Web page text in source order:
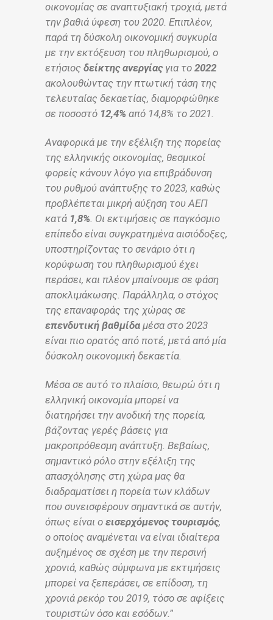
οικονομίας σε αναπτυξιακή τροχιά, μετά
την βαθιά ύφεση του 2020. Επιπλέον,
παρά τη δύσκολη οικονομική συγκυρία
με την εκτόξευση του πληθωρισμού, ο
ετήσιος δείκτης ανεργίας για το 2022
ακολουθώντας την πτωτική τάση της
τελευταίας δεκαετίας, διαμορφώθηκε
σε ποσοστό 12,4% από 14,8% το 2021.
Αναφορικά με την εξέλιξη της πορείας
της ελληνικής οικονομίας, θεσμικοί
φορείς κάνουν λόγο για επιβράδυνση
του ρυθμού ανάπτυξης το 2023, καθώς
προβλέπεται μικρή αύξηση του ΑΕΠ
κατά 1,8%. Οι εκτιμήσεις σε παγκόσμιο
επίπεδο είναι συγκρατημένα αισιόδοξες,
υποστηρίζοντας το σενάριο ότι η
κορύφωση του πληθωρισμού έχει
περάσει, και πλέον μπαίνουμε σε φάση
αποκλιμάκωσης. Παράλληλα, ο στόχος
της επαναφοράς της χώρας σε
επενδυτική βαθμίδα μέσα στο 2023
είναι πιο ορατός από ποτέ, μετά από μία
δύσκολη οικονομική δεκαετία.
Μέσα σε αυτό το πλαίσιο, θεωρώ ότι η
ελληνική οικονομία μπορεί να
διατηρήσει την ανοδική της πορεία,
βάζοντας γερές βάσεις για
μακροπρόθεσμη ανάπτυξη. Βεβαίως,
σημαντικό ρόλο στην εξέλιξη της
απασχόλησης στη χώρα μας θα
διαδραματίσει η πορεία των κλάδων
που συνεισφέρουν σημαντικά σε αυτήν,
όπως είναι ο εισερχόμενος τουρισμός,
ο οποίος αναμένεται να είναι ιδιαίτερα
αυξημένος σε σχέση με την περσινή
χρονιά, καθώς σύμφωνα με εκτιμήσεις
μπορεί να ξεπεράσει, σε επίδοση, τη
χρονιά ρεκόρ του 2019, τόσο σε αφίξεις
τουριστών όσο και εσόδων.”